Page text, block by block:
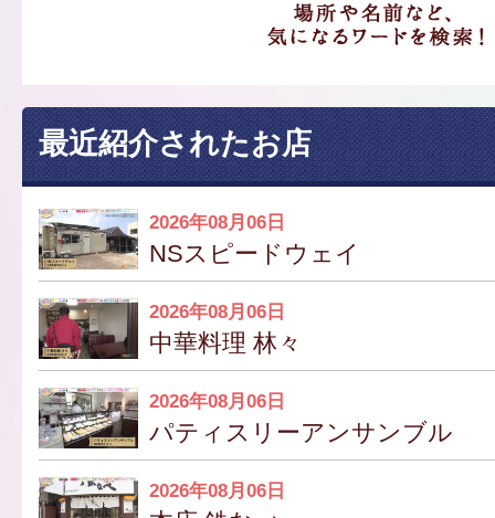
最近紹介されたお店
2026年08月06日
NSスピードウェイ
2026年08月06日
中華料理 林々
2026年08月06日
パティスリーアンサンブル
2026年08月06日